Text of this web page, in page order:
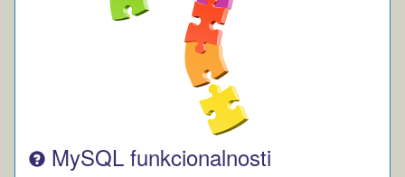
MySQL funkcionalnosti